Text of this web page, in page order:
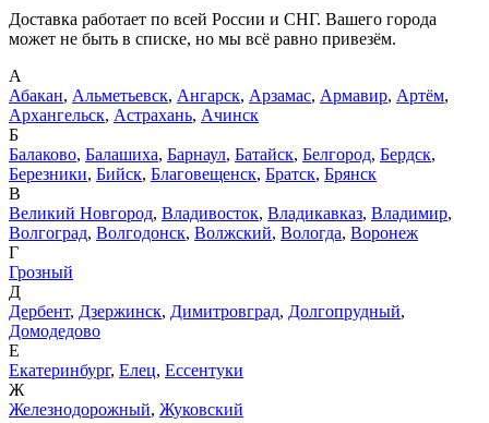
Доставка работает по всей России и СНГ. Вашего города
может не быть в списке, но мы всё равно привезём.
А
Абакан, Альметьевск, Ангарск, Арзамас, Армавир, Артём,
Архангельск, Астрахань, Ачинск
Б
Балаково, Балашиха, Барнаул, Батайск, Белгород, Бердск,
Березники, Бийск, Благовещенск, Братск, Брянск
В
Великий Новгород, Владивосток, Владикавказ, Владимир,
Волгоград, Волгодонск, Волжский, Вологда, Воронеж
Г
Грозный
Д
Дербент, Дзержинск, Димитровград, Долгопрудный,
Домодедово
Е
Екатеринбург, Елец, Ессентуки
Ж
Железнодорожный, Жуковский